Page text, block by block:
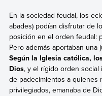
En la sociedad feudal, los
abades) podían disfrutar de
posición en el orden feudal:
Pero además aportaban una
Según la Iglesia católica,
Dios, y el rígido orden social
de padecimientos a quienes
privilegiados, emanaba de